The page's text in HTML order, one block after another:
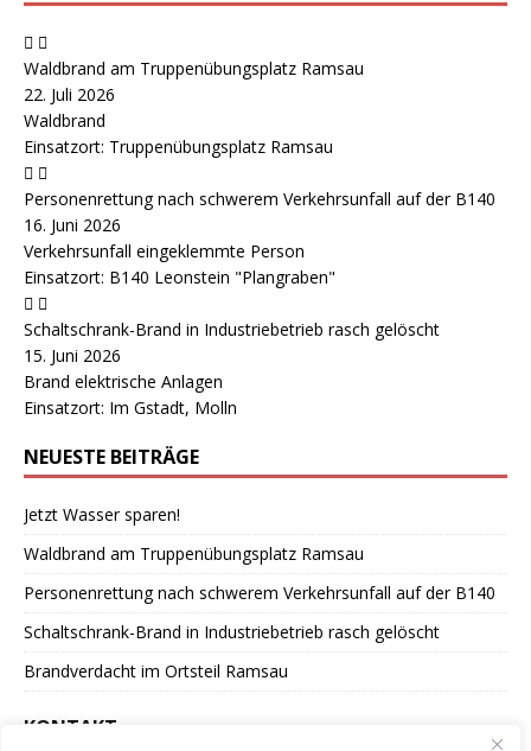
Waldbrand am Truppenübungsplatz Ramsau
22. Juli 2026
Waldbrand
Einsatzort: Truppenübungsplatz Ramsau
Personenrettung nach schwerem Verkehrsunfall auf der B140
16. Juni 2026
Verkehrsunfall eingeklemmte Person
Einsatzort: B140 Leonstein "Plangraben"
Schaltschrank-Brand in Industriebetrieb rasch gelöscht
15. Juni 2026
Brand elektrische Anlagen
Einsatzort: Im Gstadt, Molln
NEUESTE BEITRÄGE
Jetzt Wasser sparen!
Waldbrand am Truppenübungsplatz Ramsau
Personenrettung nach schwerem Verkehrsunfall auf der B140
Schaltschrank-Brand in Industriebetrieb rasch gelöscht
Brandverdacht im Ortsteil Ramsau
KONTAKT